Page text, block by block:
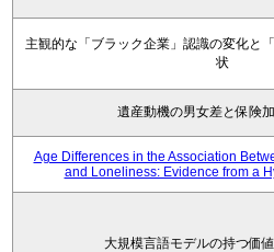
主観的な「ブラック企業」認識の変化と
状
遺産動機の男女差と保険
Age Differences in the Association
and Loneliness: Evidence from a
大規模言語モデルの持つ価